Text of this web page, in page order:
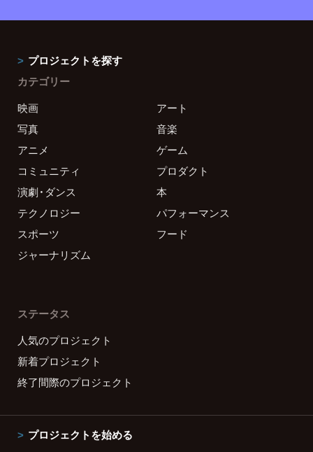
プロジェクトを探す
カテゴリー
映画
アート
写真
音楽
アニメ
ゲーム
コミュニティ
プロダクト
演劇・ダンス
本
テクノロジー
パフォーマンス
スポーツ
フード
ジャーナリズム
ステータス
人気のプロジェクト
新着プロジェクト
終了間際のプロジェクト
プロジェクトを始める